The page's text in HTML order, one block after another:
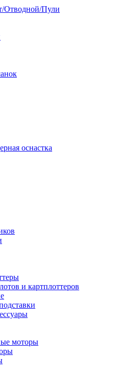
Отводной/Пули
оснастка
и картплоттеров
моторы